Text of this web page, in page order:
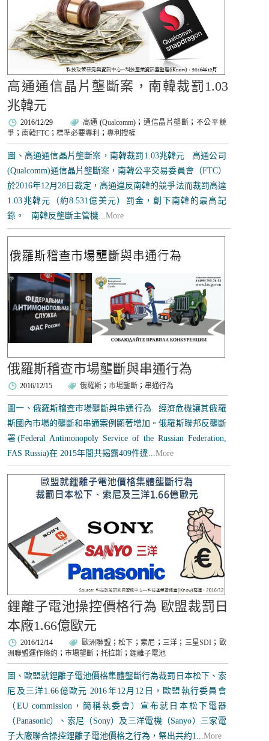
高通通信晶片壟斷案，南韓裁罰1.03
兆韓元
2016/12/29 高通(Qualcomm)； 通信晶片壟斷 ； 不公平競
爭 ； 南韓FTC ；標準必要專利 ；專利授權
圖、高通通信晶片壟斷案，南韓裁罰1.03兆韓元 高通公司
(Qualcomm)通信晶片壟斷案，南韓公平交易委員會（FTC）
於2016年12月28日裁定，高通違反南韓的競爭法而裁罰高達
1.03兆韓元（約8.531億美元）罰金，創下南韓的最高記
錄。 南韓反壟斷主管機...More
俄羅斯稽查市場壟斷與串通行為
2016/12/15 俄羅斯 ；市場壟斷 ； 串通行為
圖一、俄羅斯稽查市場壟斷與串通行為 經濟危機讓其俄羅
斯國內市場的壟斷和串通案例顯著增加。俄羅斯聯邦反壟斷
署(Federal Antimonopoly Service of the Russian Federation,
FAS Russia)在 2015年間共揭露409件違...More
鋰離子電池操控價格行為 歐盟裁罰日
本廠1.66億歐元
2016/12/14 歐洲聯盟 ； 松下 ； 索尼 ； 三洋 ； 三星SDI ； 歐
洲聯盟運作條約 ；市場壟斷 ；托拉斯 ；鋰離子電池
圖、歐盟就鋰離子電池價格集體壟斷行為裁罰日本松下、索
尼及三洋1.66億歐元 2016年12月12日，歐盟執行委員會
（EU commission，簡稱執委會）宣布就日本松下電器
（Panasonic）、索尼（Sony）及三洋電機（Sanyo）三家電
子大廠聯合操控鋰離子電池價格之行為，祭出共約1...More